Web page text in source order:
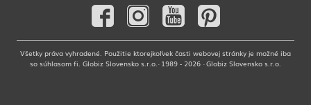
Všetky práva vyhradené. Použitie ktorejkoľvek časti webovej stránky je možné iba
so súhlasom fi. Globiz Slovensko s.r.o.· 1989 - 2026 · Globiz Slovensko s.r.o.